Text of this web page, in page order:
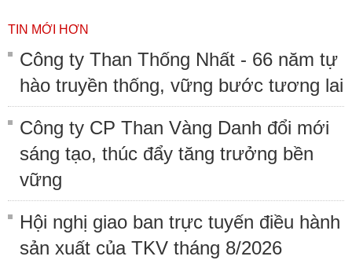
TIN MỚI HƠN
Công ty Than Thống Nhất - 66 năm tự
hào truyền thống, vững bước tương lai
Công ty CP Than Vàng Danh đổi mới
sáng tạo, thúc đẩy tăng trưởng bền
vững
Hội nghị giao ban trực tuyến điều hành
sản xuất của TKV tháng 8/2026